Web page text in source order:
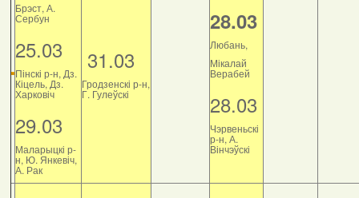
Брэст, А.
Сербун
25.03
Пінскі р-н, Дз.
Кіцель, Дз.
Харковіч
29.03
Маларыцкі р-
н, Ю. Янкевіч,
А. Рак
31.03
Гродзенскі р-н,
Г. Гулеўскі
28.03
Любань,
Мікалай
Верабей
28.03
Чэрвеньскі
р-н, А.
Вінчэўскі